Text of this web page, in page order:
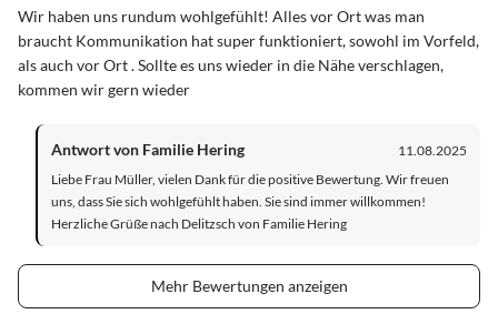
Wir haben uns rundum wohlgefühlt! Alles vor Ort was man
braucht Kommunikation hat super funktioniert, sowohl im Vorfeld,
als auch vor Ort . Sollte es uns wieder in die Nähe verschlagen,
kommen wir gern wieder
Antwort von Familie Hering
11.08.2025
Liebe Frau Müller, vielen Dank für die positive Bewertung. Wir freuen
uns, dass Sie sich wohlgefühlt haben. Sie sind immer willkommen!
Herzliche Grüße nach Delitzsch von Familie Hering
Mehr Bewertungen anzeigen